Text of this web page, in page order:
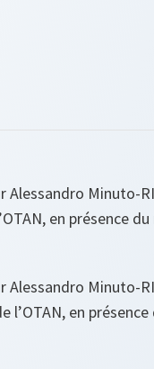
Alessandro Minuto-
en présence
Alessandro
en